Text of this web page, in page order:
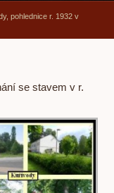
pohlednice r. 1932 v
se stavem v r.